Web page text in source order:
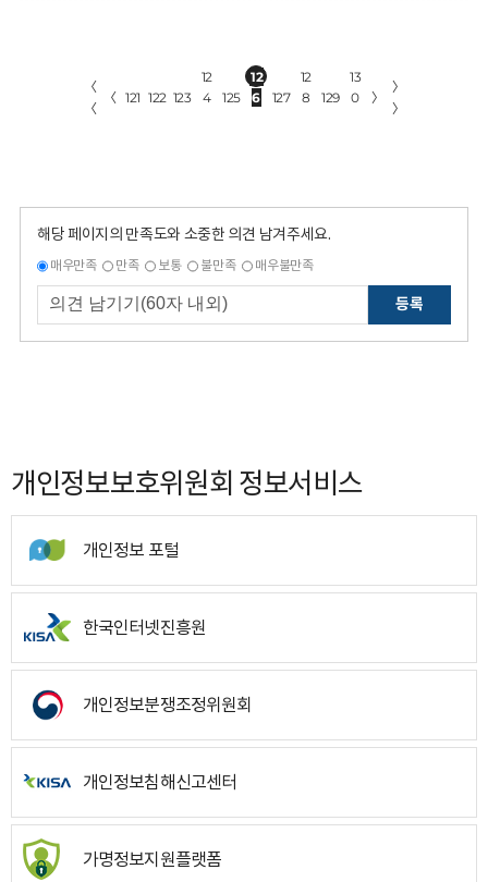
〈
〈
〈 121 122 123
12
4
125
12
6
127
12
8
129
13
0
〉
〉
〉
해당 페이지의 만족도와 소중한 의견 남겨주세요.
매우만족 만족 보통 불만족 매우불만족
등록
개인정보보호위원회 정보서비스
개인정보 포털
한국인터넷진흥원
개인정보분쟁조정위원회
개인정보침해신고센터
가명정보지원플랫폼